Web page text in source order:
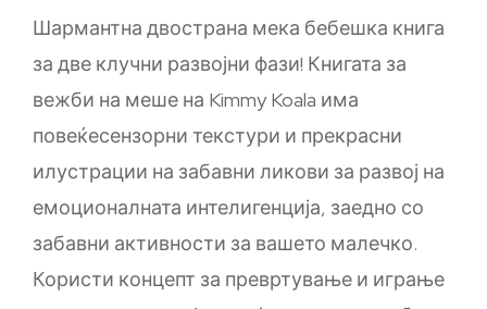
Шармантна двострана мека бебешка книга
за две клучни развојни фази! Книгата за
вежби на меше на Kimmy Koala има
повеќесензорни текстури и прекрасни
илустрации на забавни ликови за развој на
емоционалната интелигенција, заедно со
забавни активности за вашето малечко.
Користи концепт за превртување и играње